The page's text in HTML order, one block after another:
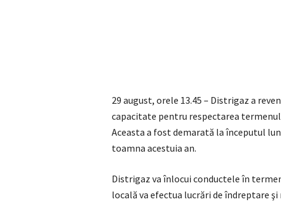
29 august, orele 13.45 – Distrigaz a
capacitate pentru respectarea
Aceasta a fost demarată la începutul
toamna acestuia an.
Distrigaz va înlocui conductele în
locală va efectua lucrări de îndreptare